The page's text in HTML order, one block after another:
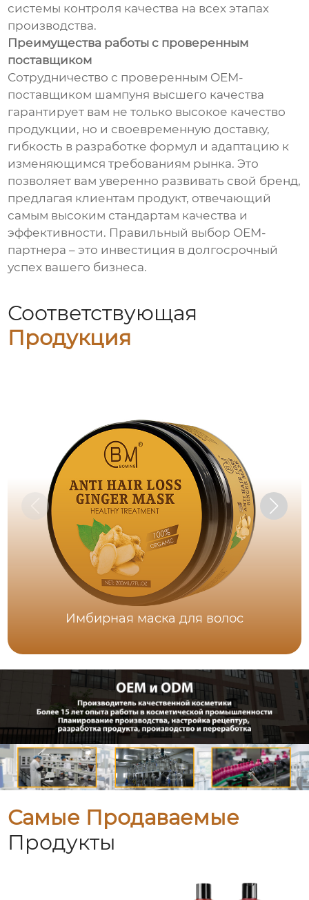
системы контроля качества на всех этапах
производства.
Преимущества работы с проверенным
поставщиком
Сотрудничество с проверенным OEM-
поставщиком шампуня высшего качества
гарантирует вам не только высокое качество
продукции, но и своевременную доставку,
гибкость в разработке формул и адаптацию к
изменяющимся требованиям рынка. Это
позволяет вам уверенно развивать свой бренд,
предлагая клиентам продукт, отвечающий
самым высоким стандартам качества и
эффективности. Правильный выбор OEM-
партнера – это инвестиция в долгосрочный
успех вашего бизнеса.
Соответствующая
Продукция
Имбирная маска для волос
Самые Продаваемые
Продукты